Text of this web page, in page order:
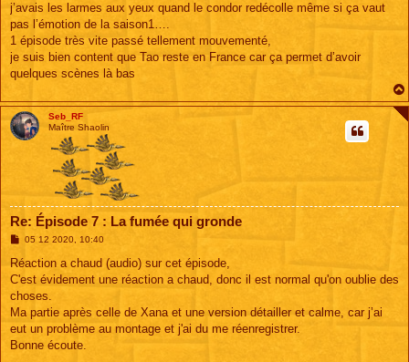
a
g
j’avais les larmes aux yeux quand le condor redécolle même si ça vaut
pas l’émotion de la saison1….
1 épisode très vite passé tellement mouvementé,
je suis bien content que Tao reste en France car ça permet d’avoir
quelques scènes là bas
Seb_RF
Maître Shaolin
Re: Épisode 7 : La fumée qui gronde
M
s
a
g
05 12 2020, 10:40
Réaction a chaud (audio) sur cet épisode,
C'est évidement une réaction a chaud, donc il est normal qu'on oublie des
choses.
Ma partie après celle de Xana et une version détailler et calme, car j’ai
eut un problème au montage et j'ai du me réenregistrer.
Bonne écoute.